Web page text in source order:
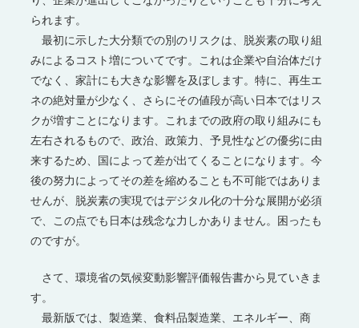
られます。
最初に示した大分類での別のリスクは、脱炭素の取り組
みによるコスト増についてです。これは企業や自治体だけ
でなく、家計にも大きな影響を及ぼします。特に、再生エ
ネの絶対量が少なく、さらにその値段が高い日本ではリス
クが増すことになります。これまでの政府の取り組みにも
左右されるもので、政治、政策力、予見性などの優劣に由
来するため、国によって差が出てくることになります。今
後の努力によってその差を縮めることも不可能ではありま
せんが、脱炭素の実現ではデジタル化の十分な展開が必須
で、この点でも日本は残念な力しかありません。困ったも
のですが。
さて、環境省の気候変動影響評価報告書から見ていきま
す。
最新版では、製造業、食料品製造業、エネルギー、商